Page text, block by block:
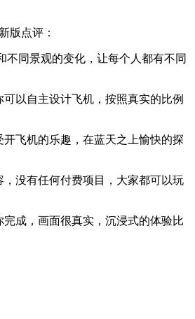
版点评：
不同景观的变化，让每个人都有不同
以自主设计飞机，按照真实的比例
飞机的乐趣，在蓝天之上愉快的探
没有任何付费项目，大家都可以玩
完成，画面很真实，沉浸式的体验比